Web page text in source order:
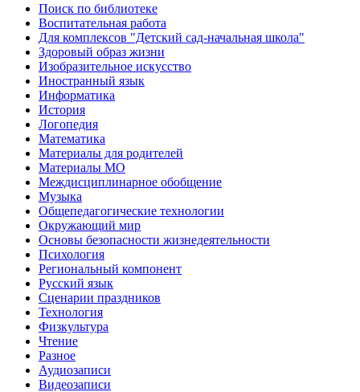
Поиск по библиотеке
Воспитательная работа
Для комплексов "Детский сад-начальная школа"
Здоровый образ жизни
Изобразительное искусство
Иностранный язык
Информатика
История
Логопедия
Математика
Материалы для родителей
Материалы МО
Междисциплинарное обобщение
Музыка
Общепедагогические технологии
Окружающий мир
Основы безопасности жизнедеятельности
Психология
Региональный компонент
Русский язык
Сценарии праздников
Технология
Физкультура
Чтение
Разное
Аудиозаписи
Видеозаписи